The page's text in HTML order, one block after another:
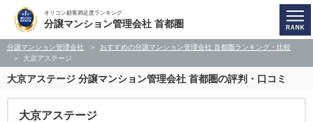
オリコン顧客満足度ランキング
分譲マンション管理会社 首都圏
分譲マンション管理会社
おすすめの分譲マンション管理会社 首都圏ランキング・比較
大京アステージ
大京アステージ 分譲マンション管理会社 首都圏の評判・口コミ
大京アステージ